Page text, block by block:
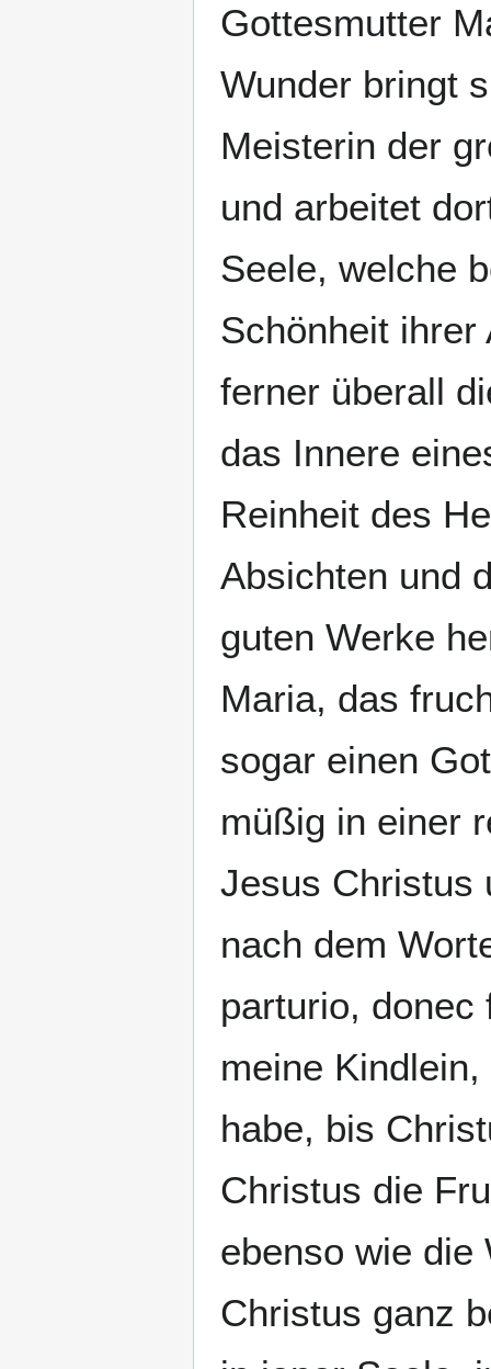
Gottesmutter
Wunder bringt
Meisterin der
und arbeitet
Seele, welche
Schönheit
ferner überall
das Innere
Reinheit des
Absichten und
guten Werke
Maria, das
sogar einen
müßig in einer
Jesus Christus
nach dem
parturio,
meine
habe, bis
Christus die
ebenso wie die
Christus ganz